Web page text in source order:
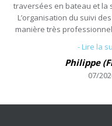
traversées en bateau et la
L’organisation du suivi
manière très
que les informations
avant le
- Lire la
Philippe
07/